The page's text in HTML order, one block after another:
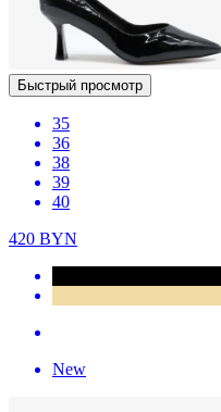
Быстрый просмотр
35
36
38
39
40
420 BYN
New